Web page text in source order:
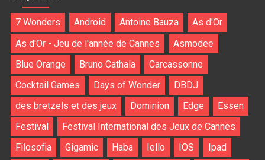
7 Wonders Android Antoine Bauza
As d'Or
As d'Or - Jeu de l'année de Cannes
Asmodee
Blue Orange
Bruno Cathala
Carcassonne
Cocktail Games
Days of Wonder
DBDJ
des bretzels et des jeux
Dominion Edge
Essen
Festival
Festival International des Jeux de Cannes
Filosofia
Gigamic Haba Iello IOS
Ipad